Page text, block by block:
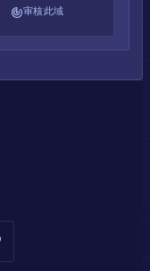
审核此域